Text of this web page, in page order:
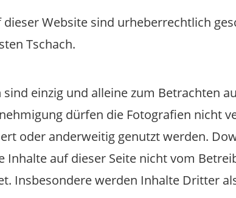
Website sind urheberrechtlich
Tschach.
einzig und alleine zum Betrachten
dürfen die Fotografien nicht
oder anderweitig genutzt werden.
Inhalte auf dieser Seite nicht vom
Insbesondere werden Inhalte Dritter